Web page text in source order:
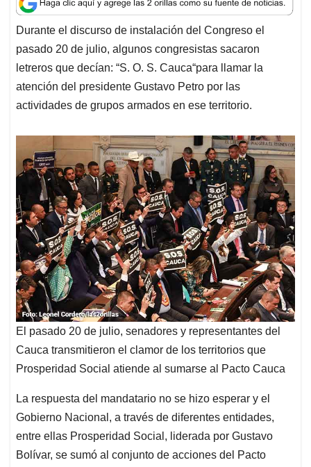
t
s
A
p
p
e
b
o
o
k
k
e
d
I
n
i
l
e
a
d
s
Durante el discurso de instalación del Congreso el
pasado 20 de julio, algunos congresistas sacaron
letreros que decían: “S. O. S. Cauca“para llamar la
atención del presidente Gustavo Petro por las
actividades de grupos armados en ese territorio.
El pasado 20 de julio, senadores y representantes del
Cauca transmitieron el clamor de los territorios que
Prosperidad Social atiende al sumarse al Pacto Cauca
La respuesta del mandatario no se hizo esperar y el
Gobierno Nacional, a través de diferentes entidades,
entre ellas Prosperidad Social, liderada por Gustavo
Bolívar, se sumó al conjunto de acciones del Pacto